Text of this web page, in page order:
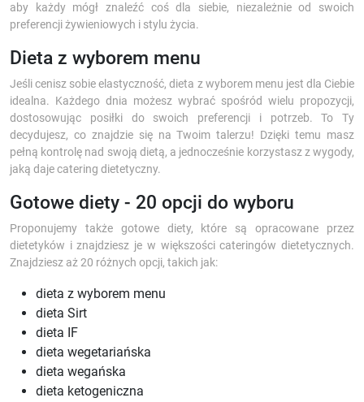
aby każdy mógł znaleźć coś dla siebie, niezależnie od swoich
preferencji żywieniowych i stylu życia.
Dieta z wyborem menu
Jeśli cenisz sobie elastyczność, dieta z wyborem menu jest dla Ciebie
idealna. Każdego dnia możesz wybrać spośród wielu propozycji,
dostosowując posiłki do swoich preferencji i potrzeb. To Ty
decydujesz, co znajdzie się na Twoim talerzu! Dzięki temu masz
pełną kontrolę nad swoją dietą, a jednocześnie korzystasz z wygody,
jaką daje catering dietetyczny.
Gotowe diety - 20 opcji do wyboru
Proponujemy także gotowe diety, które są opracowane przez
dietetyków i znajdziesz je w większości cateringów dietetycznych.
Znajdziesz aż 20 różnych opcji, takich jak:
dieta z wyborem menu
dieta Sirt
dieta IF
dieta wegetariańska
dieta wegańska
dieta ketogeniczna